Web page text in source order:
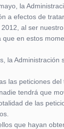
la
a efectos de
al ser
que en estos
la Administración
las peticiones del
tendrá que
de las
que hayan